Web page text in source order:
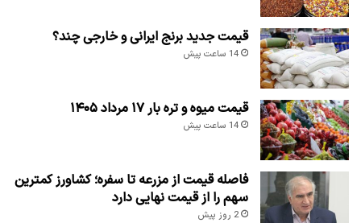
قیمت جدید برنج ایرانی و خارجی چند؟
14 ساعت پیش
قیمت میوه و تره بار ۱۷ مرداد ۱۴۰۵
14 ساعت پیش
فاصله قیمت از مزرعه تا سفره؛ کشاورز کمترین
سهم را از قیمت نهایی دارد
2 روز پیش